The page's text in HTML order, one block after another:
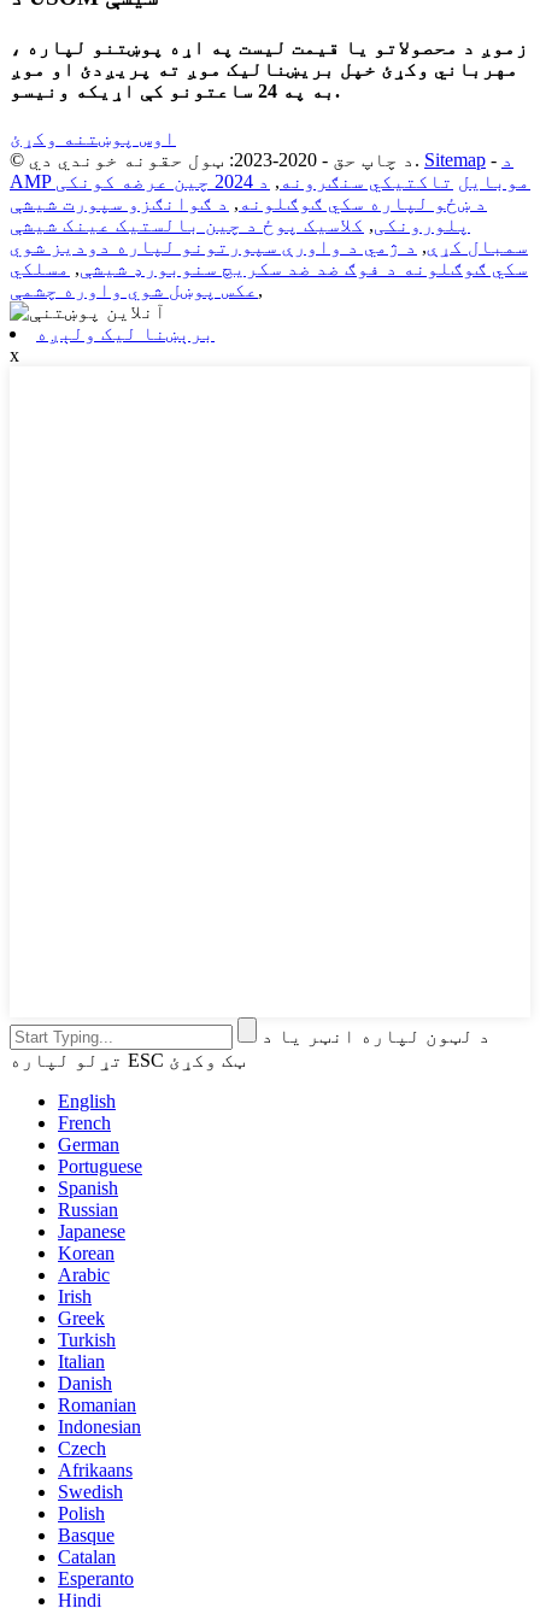
زموږ د محصولاتو یا قیمت لیست په اړه پوښتنو لپاره ،
مهرباني وکړئ خپل بریښنالیک موږ ته پریږدئ او موږ
به په 24 ساعتونو کې اړیکه ونیسو.
اوس پوښتنه وکړئ
© د چاپ حق - 2020-2023: ټول حقونه خوندي دي. Sitemap - د
AMP موبایل تاکتیکي سنګرونه ,
د 2024 چین عرضه کونکی
د ښځو لپاره سکي ګوګلونه , د ګوانګزو سپورت شیشې
پلورونکی, کلاسیک پوځ د چین بالستیک عینک شیشې
سمبال کړې, د ژمي د واورې سپورتونو لپاره دودیز شوي
سکي ګوګلونه د فوګ ضد ضد سکریچ سنوبورډ شیشې, مسلکي
عکس پوښل شوي واوره چشمې ,
برېښنا لیک ولېږه
x
د لټون لپاره انټر یا د
تړلو لپاره ESC ټک وکړئ
English
French
German
Portuguese
Spanish
Russian
Japanese
Korean
Arabic
Irish
Greek
Turkish
Italian
Danish
Romanian
Indonesian
Czech
Afrikaans
Swedish
Polish
Basque
Catalan
Esperanto
Hindi